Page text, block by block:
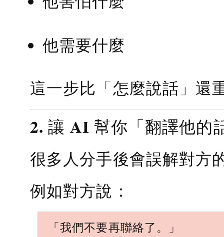
他需要什麼
這一步比「怎麼說話」還
2. 讓 AI 幫你「翻譯他的
很多人分手後會誤解對方
例如對方說：
「我們不要再聯絡了。」